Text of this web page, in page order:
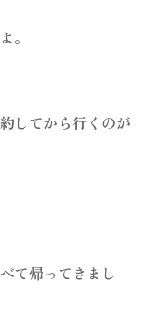
。
してから行くのが
て帰ってきまし